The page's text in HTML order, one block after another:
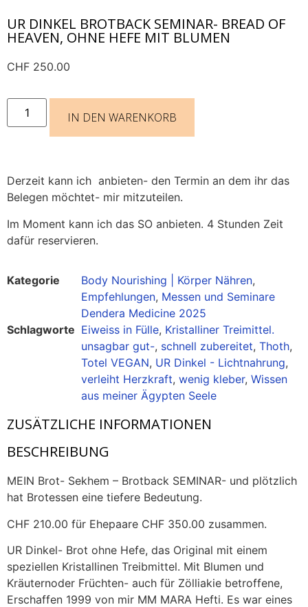
UR DINKEL BROTBACK SEMINAR- BREAD OF
HEAVEN, OHNE HEFE MIT BLUMEN
CHF 250.00
IN DEN WARENKORB
Derzeit kann ich anbieten- den Termin an dem ihr das
Belegen möchtet- mir mitzuteilen.
Im Moment kann ich das SO anbieten. 4 Stunden Zeit
dafür reservieren.
Kategorie Body Nourishing | Körper Nähren,
Empfehlungen, Messen und Seminare
Dendera Medicine 2025
Schlagworte Eiweiss in Fülle, Kristalliner Treimittel.
unsagbar gut-, schnell zubereitet, Thoth,
Totel VEGAN, UR Dinkel - Lichtnahrung,
verleiht Herzkraft, wenig kleber, Wissen
aus meiner Ägypten Seele
ZUSÄTZLICHE INFORMATIONEN
BESCHREIBUNG
MEIN Brot- Sekhem – Brotback SEMINAR- und plötzlich
hat Brotessen eine tiefere Bedeutung.
CHF 210.00 für Ehepaare CHF 350.00 zusammen.
UR Dinkel- Brot ohne Hefe, das Original mit einem
speziellen Kristallinen Treibmittel. Mit Blumen und
Kräuternoder Früchten- auch für Zölliakie betroffene,
Erschaffen 1999 von mir MM MARA Hefti. Es war eines